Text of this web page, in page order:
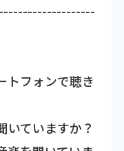
トフォンで聴き
いていますか？